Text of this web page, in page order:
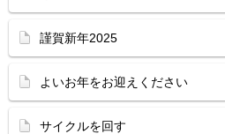
謹賀新年2025
よいお年をお迎えください
サイクルを回す